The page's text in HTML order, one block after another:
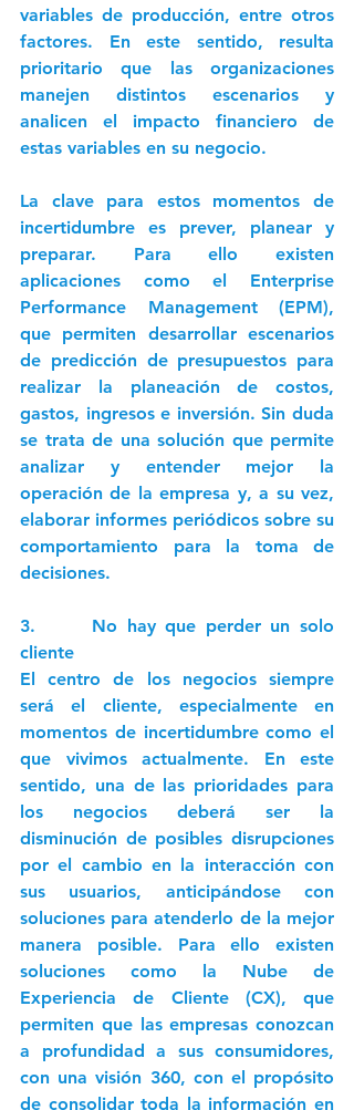
variables de producción, entre otros
factores. En este sentido, resulta
prioritario que las organizaciones
manejen distintos escenarios y
analicen el impacto financiero de
estas variables en su negocio.
La clave para estos momentos de
incertidumbre es prever, planear y
preparar. Para ello existen
aplicaciones como el Enterprise
Performance Management (EPM),
que permiten desarrollar escenarios
de predicción de presupuestos para
realizar la planeación de costos,
gastos, ingresos e inversión. Sin duda
se trata de una solución que permite
analizar y entender mejor la
operación de la empresa y, a su vez,
elaborar informes periódicos sobre su
comportamiento para la toma de
decisiones.
3.      No hay que perder un solo
cliente
El centro de los negocios siempre
será el cliente, especialmente en
momentos de incertidumbre como el
que vivimos actualmente. En este
sentido, una de las prioridades para
los negocios deberá ser la
disminución de posibles disrupciones
por el cambio en la interacción con
sus usuarios, anticipándose con
soluciones para atenderlo de la mejor
manera posible. Para ello existen
soluciones como la Nube de
Experiencia de Cliente (CX), que
permiten que las empresas conozcan
a profundidad a sus consumidores,
con una visión 360, con el propósito
de consolidar toda la información en